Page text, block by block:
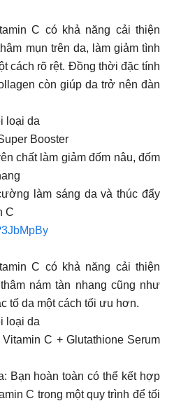
C có khả năng cải thiện
mụn trên da, làm giảm tình
cách rõ rệt. Đồng thời đặc tính
còn giúp da trở nên đàn
loại da
Booster
chất làm giảm đốm nâu, đốm
làm sáng da và thúc đẩy
C
C có khả năng cải thiện
nám tàn nhang cũng như
tố da một cách tối ưu hơn.
loại da
C + Glutathione Serum
Bạn hoàn toàn có thể kết hợp
C trong một quy trình để tối